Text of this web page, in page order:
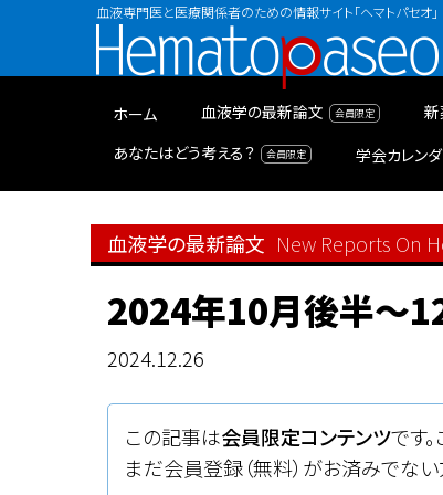
血液専門医と医療関係者のための情報サイト「ヘマトパセオ」
Hematopaseo
ホーム 血液学の最新論文
あなたはどう考える？
学会カレン
血液学の最新論文 New Reports On
2024年10月後半〜
2024.12.26
この記事は会員限定コンテンツです
まだ会員登録（無料）がお済みでな